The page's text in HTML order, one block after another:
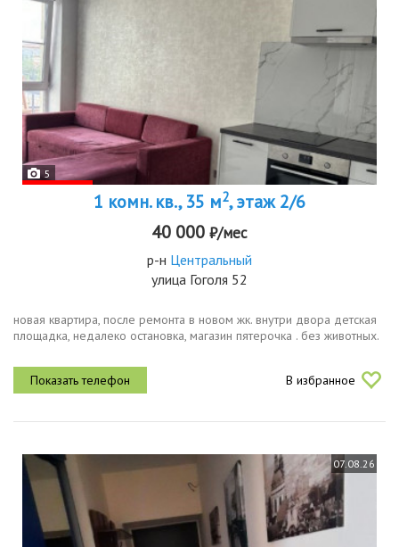
5
1 комн. кв., 35 м2, этаж 2/6
40 000 ₽/мес
р-н Центральный
улица Гоголя 52
новая квартира, после ремонта в новом жк. внутри двора детская
площадка, недалеко остановка, магазин пятерочка . без животных.
В избранное
07.08.26